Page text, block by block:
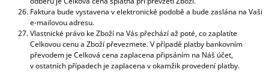
Faktura bude vystavena v elektronické podobě a bude zaslána na Vaši
e-mailovou adresu.
Vlastnické právo ke Zboží na Vás přechází až poté, co zaplatíte
Celkovou cenu a Zboží převezmete. V případě platby bankovním
převodem je Celková cena zaplacena připsáním na Náš účet,
v ostatních případech je zaplacena v okamžik provedení platby.